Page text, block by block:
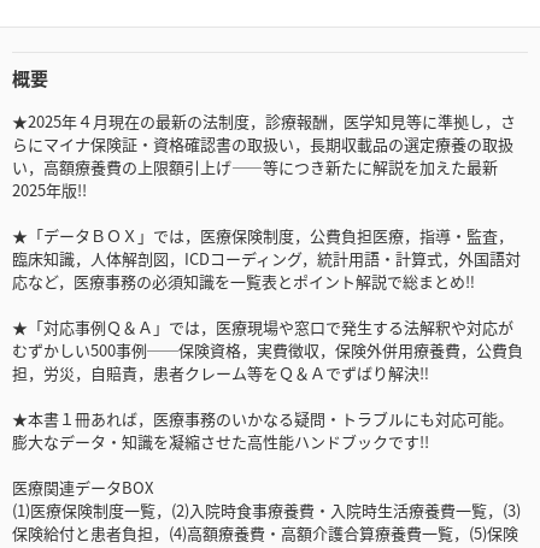
概要
★2025年４月現在の最新の法制度，診療報酬，医学知見等に準拠し，さ
らにマイナ保険証・資格確認書の取扱い，長期収載品の選定療養の取扱
い，高額療養費の上限額引上げ――等につき新たに解説を加えた最新
2025年版!!
★「データＢＯＸ」では，医療保険制度，公費負担医療，指導・監査，
臨床知識，人体解剖図，ICDコーディング，統計用語・計算式，外国語対
応など，医療事務の必須知識を一覧表とポイント解説で総まとめ‼
★「対応事例Ｑ＆Ａ」では，医療現場や窓口で発生する法解釈や対応が
むずかしい500事例──保険資格，実費徴収，保険外併用療養費，公費負
担，労災，自賠責，患者クレーム等をＱ＆Ａでずばり解決‼
★本書１冊あれば，医療事務のいかなる疑問・トラブルにも対応可能。
膨大なデータ・知識を凝縮させた高性能ハンドブックです!!
医療関連データBOX
(1)医療保険制度一覧，(2)入院時食事療養費・入院時生活療養費一覧，(3)
保険給付と患者負担，(4)高額療養費・高額介護合算療養費一覧，(5)保険